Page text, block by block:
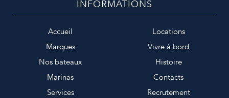
INFORMATIONS
Accueil
Marques
Nos bateaux
Marinas
Services
Locations
Vivre à bord
Histoire
Contacts
Recrutement